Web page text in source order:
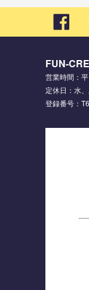
FUN-
営業時間：
定休日：水
登録番号：